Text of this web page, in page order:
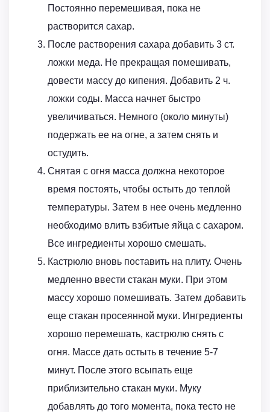
Постоянно перемешивая, пока не
растворится сахар.
После растворения сахара добавить 3 ст.
ложки меда. Не прекращая помешивать,
довести массу до кипения. Добавить 2 ч.
ложки соды. Масса начнет быстро
увеличиваться. Немного (около минуты)
подержать ее на огне, а затем снять и
остудить.
Снятая с огня масса должна некоторое
время постоять, чтобы остыть до теплой
температуры. Затем в нее очень медленно
необходимо влить взбитые яйца с сахаром.
Все ингредиенты хорошо смешать.
Кастрюлю вновь поставить на плиту. Очень
медленно ввести стакан муки. При этом
массу хорошо помешивать. Затем добавить
еще стакан просеянной муки. Ингредиенты
хорошо перемешать, кастрюлю снять с
огня. Массе дать остыть в течение 5-7
минут. После этого всыпать еще
приблизительно стакан муки. Муку
добавлять до того момента, пока тесто не